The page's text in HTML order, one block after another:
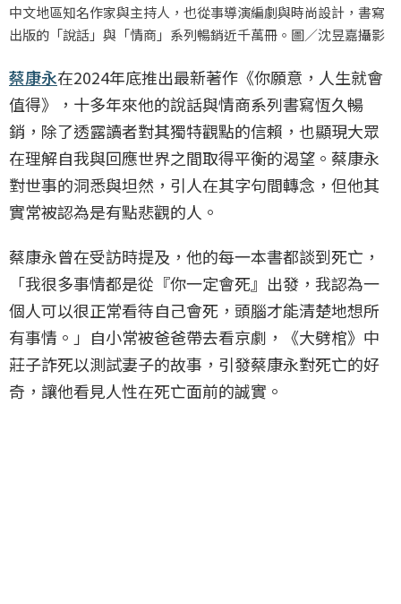
中文地區知名作家與主持人，也從事導演編劇與時尚設計，書寫
出版的「說話」與「情商」系列暢銷近千萬冊。圖／沈昱嘉攝影
蔡康永在2024年底推出最新著作《你願意，人生就會
值得》，十多年來他的說話與情商系列書寫恆久暢
銷，除了透露讀者對其獨特觀點的信賴，也顯現大眾
在理解自我與回應世界之間取得平衡的渴望。蔡康永
對世事的洞悉與坦然，引人在其字句間轉念，但他其
實常被認為是有點悲觀的人。
蔡康永曾在受訪時提及，他的每一本書都談到死亡，
「我很多事情都是從『你一定會死』出發，我認為一
個人可以很正常看待自己會死，頭腦才能清楚地想所
有事情。」自小常被爸爸帶去看京劇，《大劈棺》中
莊子詐死以測試妻子的故事，引發蔡康永對死亡的好
奇，讓他看見人性在死亡面前的誠實。